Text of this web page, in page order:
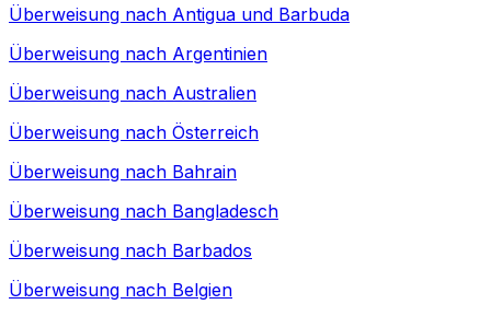
Überweisung nach Antigua und Barbuda
Überweisung nach Argentinien
Überweisung nach Australien
Überweisung nach Österreich
Überweisung nach Bahrain
Überweisung nach Bangladesch
Überweisung nach Barbados
Überweisung nach Belgien